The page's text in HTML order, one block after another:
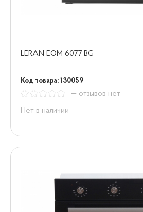
LERAN EOM 6077 BG
Код товара: 130059
— отзывов нет
Нет в наличии